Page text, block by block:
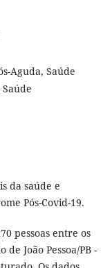
Aguda, Saúde
da saúde e
Pós-Covid-19.
pessoas entre os
João Pessoa/PB -